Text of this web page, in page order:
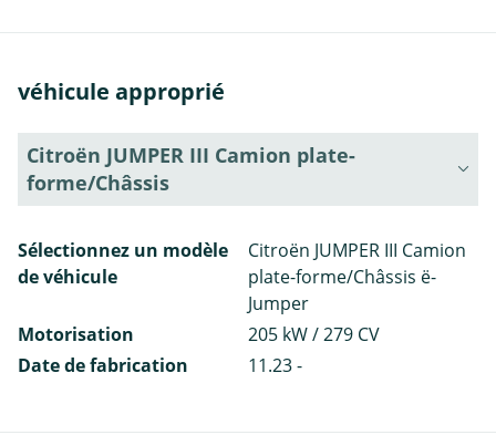
véhicule approprié
Citroën JUMPER III Camion plate-
forme/Châssis
Sélectionnez un modèle
de véhicule
Citroën JUMPER III Camion
plate-forme/Châssis ë-
Jumper
Motorisation
205 kW / 279 CV
Date de fabrication
11.23 -